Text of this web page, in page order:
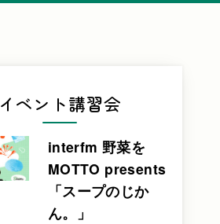
イベント講習会
interfm 野菜を
MOTTO presents
「スープのじか
ん。」